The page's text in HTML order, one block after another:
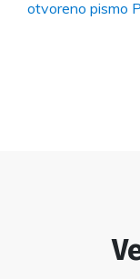
otvoreno pismo